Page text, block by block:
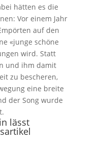
hätten es die
Vor einem Jahr
auf den
«junge schöne
wird. Statt
und ihm damit
zu bescheren,
eine breite
der Song wurde
lässt